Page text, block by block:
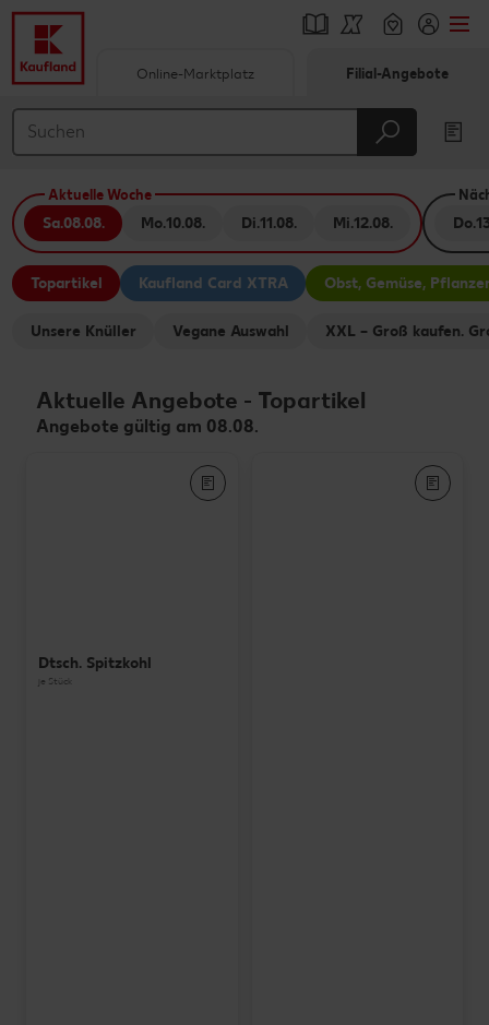
Hauptinhalt
Footer
Schwebender Seitenbereich
Online-Marktplatz Filial-Angebote
Aktuelle Woche
Sa.08.08. Mo.10.08. Di.11.08. Mi.12.08. Do.
Topartikel Kaufland Card XTRA Obst, Gemüse,
Unsere Knüller Vegane Auswahl XXL – Groß kaufen.
Aktuelle Angebote - Topartikel
Angebote gültig am 08.08.
Dtsch. Spitzkohl
je Stück